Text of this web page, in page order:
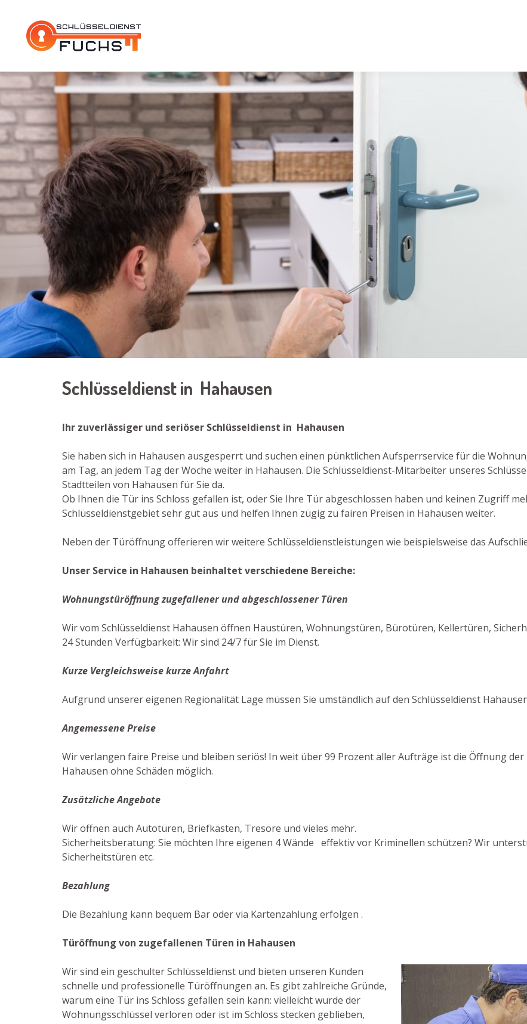
Schlüsseldienst in Hahausen
Ihr zuverlässiger und seriöser Schlüsseldienst in Hahausen
Sie haben sich in Hahausen ausgesperrt und suchen einen pünktlichen Aufsperrservice für die
am Tag, an jedem Tag der Woche weiter in Hahausen. Die Schlüsseldienst-Mitarbeiter unseres
Stadtteilen von Hahausen für Sie da.
Ob Ihnen die Tür ins Schloss gefallen ist, oder Sie Ihre Tür abgeschlossen haben und keinen Zugriff
Schlüsseldienstgebiet sehr gut aus und helfen Ihnen zügig zu fairen Preisen in Hahausen weiter.
Neben der Türöffnung offerieren wir weitere Schlüsseldienstleistungen wie beispielsweise das
Unser Service in Hahausen beinhaltet verschiedene Bereiche:
Wohnungstüröffnung zugefallener und abgeschlossener Türen
Wir vom Schlüsseldienst Hahausen öffnen Haustüren, Wohnungstüren, Bürotüren, Kellertüren,
24 Stunden Verfügbarkeit: Wir sind 24/7 für Sie im Dienst.
Kurze Vergleichsweise kurze Anfahrt
Aufgrund unserer eigenen Regionalität Lage müssen Sie umständlich auf den Schlüsseldienst
Angemessene Preise
Wir verlangen faire Preise und bleiben seriös! In weit über 99 Prozent aller Aufträge ist die Öffnung
Hahausen ohne Schäden möglich.
Zusätzliche Angebote
Wir öffnen auch Autotüren, Briefkästen, Tresore und vieles mehr.
Sicherheitsberatung: Sie möchten Ihre eigenen 4 Wände effektiv vor Kriminellen schützen? Wir
Sicherheitstüren etc.
Bezahlung
Die Bezahlung kann bequem Bar oder via Kartenzahlung erfolgen .
Türöffnung von zugefallenen Türen in Hahausen
Wir sind ein geschulter Schlüsseldienst und bieten unseren Kunden
schnelle und professionelle Türöffnungen an. Es gibt zahlreiche Gründe,
warum eine Tür ins Schloss gefallen sein kann: vielleicht wurde der
Wohnungsschlüssel verloren oder ist im Schloss stecken geblieben,